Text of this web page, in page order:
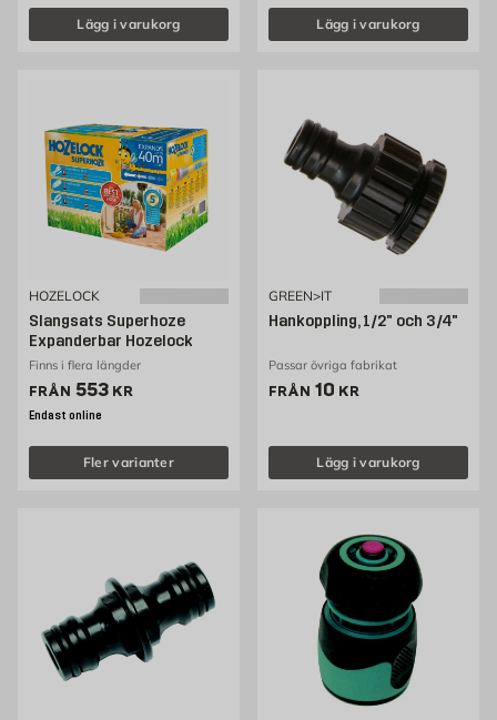
Lägg i varukorg Lägg i varukorg
HOZELOCK
Slangsats Superhoze
Expanderbar Hozelock
Finns i flera längder
FRÅN Pris 553 kr
553 KR
Endast online
Fler varianter
GREEN>IT
Hankoppling, 1/2" och 3/4"
Passar övriga fabrikat
FRÅN Pris 10 kr
10 KR
Lägg i varukorg